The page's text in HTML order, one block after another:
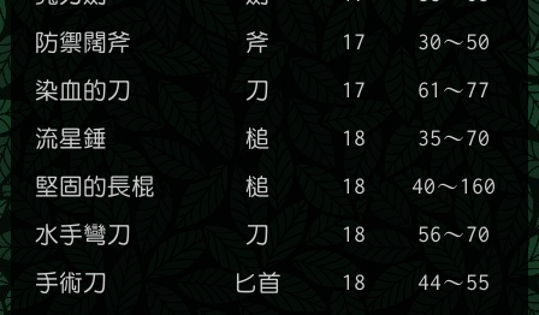
防禦闊斧
斧 17
30～50
染血的刀
刀 17
61～77
流星錘
槌 18
35～70
堅固的長棍
槌 18
40～160
水手彎刀
刀 18
56～70
手術刀
匕首 18
44～55